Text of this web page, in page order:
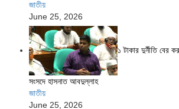
জাতীয়
June 25, 2026
১ টাকার দুর্নীতি বের
সংসদে হাসনাত আবদুল্লাহ
জাতীয়
June 25, 2026